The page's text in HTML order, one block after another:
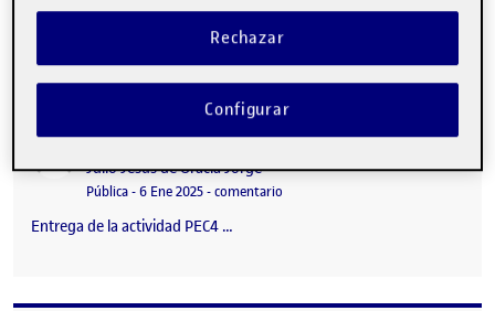
Entrega de la actividad PEC4 …
Publicado porDIARIO DE PROCESO
Publicado por
Julio Jesus de Gracia Jorge
Visibilidad:
Pública-Fecha de publicación
6 Ene 2025-comentario
Entrega de la actividad PEC4 …
Rechazar
Configurar